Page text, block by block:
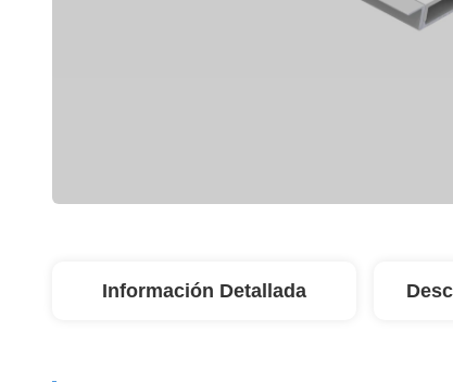
Información Detallada